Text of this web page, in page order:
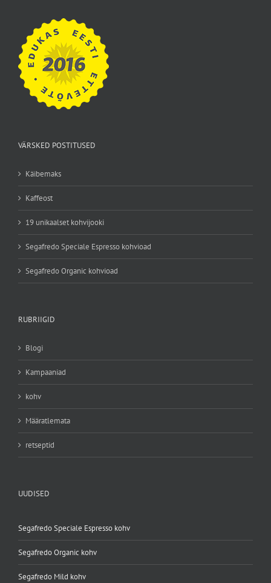
VÄRSKED POSTITUSED
Käibemaks
Kaffeost
19 unikaalset kohvijooki
Segafredo Speciale Espresso kohvioad
Segafredo Organic kohvioad
RUBRIIGID
Blogi
Kampaaniad
kohv
Määratlemata
retseptid
UUDISED
Segafredo Speciale Espresso kohv
Segafredo Organic kohv
Segafredo Mild kohv